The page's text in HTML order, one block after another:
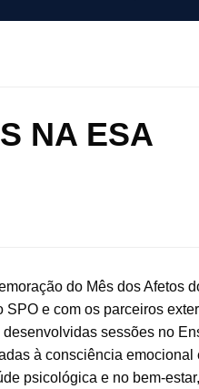
NA ESA
do Mês dos Afetos
SPO e com os parceiros
desenvolvidas sessões no
à consciência emocional
psicológica e no bem-